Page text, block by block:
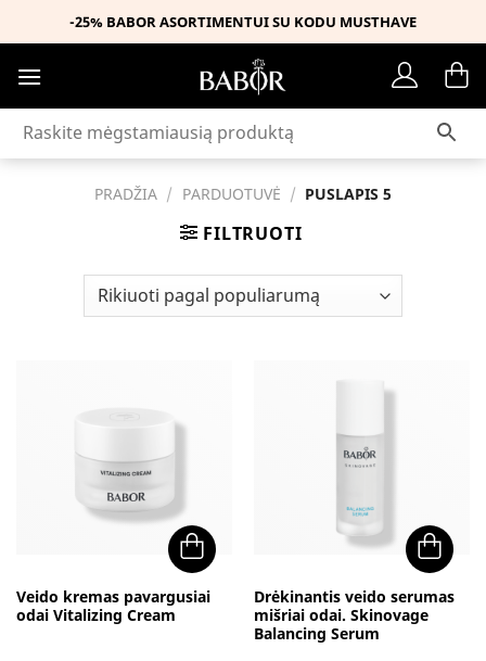
to
content
-25% BABOR ASORTIMENTUI SU KODU MUSTHAVE
PRADŽIA / PARDUOTUVĖ / PUSLAPIS 5
FILTRUOTI
Veido kremas pavargusiai
odai Vitalizing Cream
Drėkinantis veido serumas
mišriai odai. Skinovage
Balancing Serum